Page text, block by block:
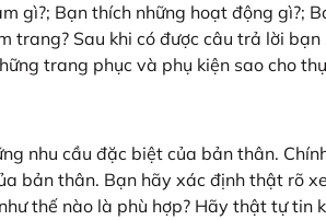
gì?; Bạn thích những hoạt động gì?;
trang? Sau khi có được câu trả lời
trang phục và phụ kiện sao cho
nhu cầu đặc biệt của bản thân.
bản thân. Bạn hãy xác định thật rõ
thế nào là phù hợp? Hãy thật tự tin